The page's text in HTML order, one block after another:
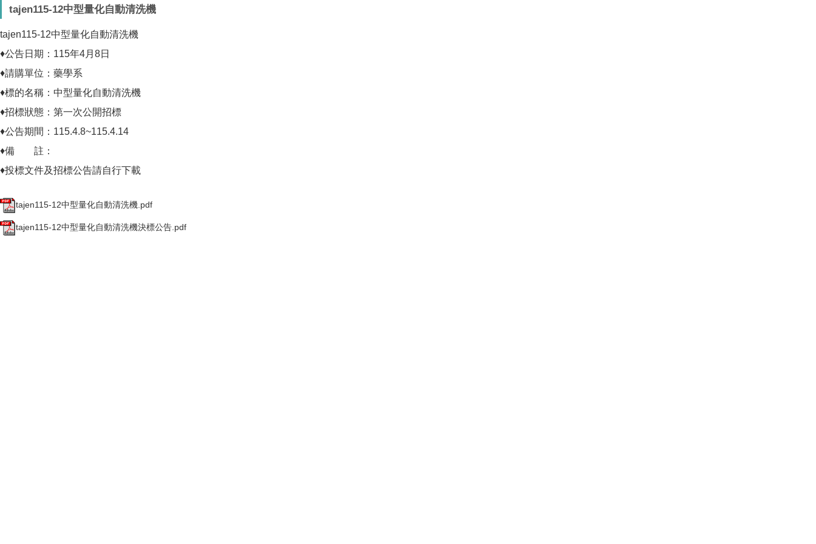
tajen115-12中型量化自動清洗機
tajen115-12中型量化自動清洗機
♦公告日期：115年4月8日
♦請購單位：藥學系
♦標的名稱：中型量化自動清洗機
♦招標狀態：第一次公開招標
♦公告期間：115.4.8~115.4.14
♦備 註：
♦投標文件及招標公告請自行下載
tajen115-12中型量化自動清洗機.pdf
tajen115-12中型量化自動清洗機決標公告.pdf